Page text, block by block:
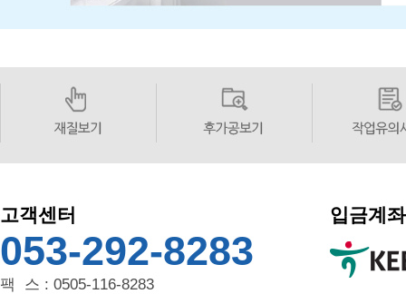
고객센터
053-292-8283
팩 스 : 0505-116-8283
입금계좌